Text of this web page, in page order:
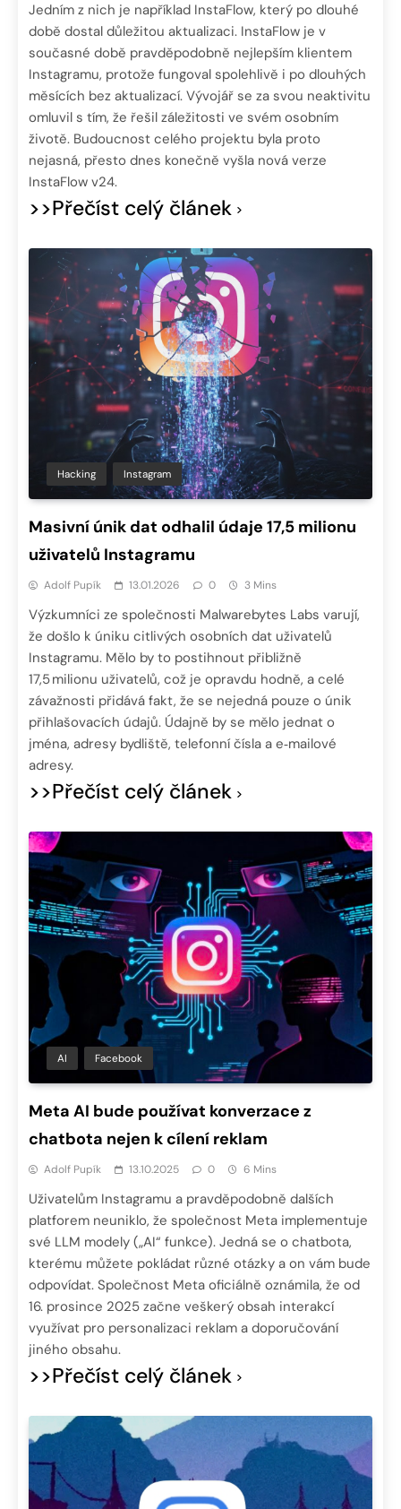
Jedním z nich je například InstaFlow, který po dlouhé
době dostal důležitou aktualizaci. InstaFlow je v
současné době pravděpodobně nejlepším klientem
Instagramu, protože fungoval spolehlivě i po dlouhých
měsících bez aktualizací. Vývojář se za svou neaktivitu
omluvil s tím, že řešil záležitosti ve svém osobním
životě. Budoucnost celého projektu byla proto
nejasná, přesto dnes konečně vyšla nová verze
InstaFlow v24.
>>Přečíst celý článek
Hacking Instagram
Masivní únik dat odhalil údaje 17,5 milionu
uživatelů Instagramu
Adolf Pupík 13.01.2026 0 3 Mins
Výzkumníci ze společnosti Malwarebytes Labs varují,
že došlo k úniku citlivých osobních dat uživatelů
Instagramu. Mělo by to postihnout přibližně
17,5 milionu uživatelů, což je opravdu hodně, a celé
závažnosti přidává fakt, že se nejedná pouze o únik
přihlašovacích údajů. Údajně by se mělo jednat o
jména, adresy bydliště, telefonní čísla a e‑mailové
adresy.
>>Přečíst celý článek
AI Facebook
Meta AI bude používat konverzace z
chatbota nejen k cílení reklam
Adolf Pupík 13.10.2025 0 6 Mins
Uživatelům Instagramu a pravděpodobně dalších
platforem neuniklo, že společnost Meta implementuje
své LLM modely („AI“ funkce). Jedná se o chatbota,
kterému můžete pokládat různé otázky a on vám bude
odpovídat. Společnost Meta oficiálně oznámila, že od
16. prosince 2025 začne veškerý obsah interakcí
využívat pro personalizaci reklam a doporučování
jiného obsahu.
>>Přečíst celý článek